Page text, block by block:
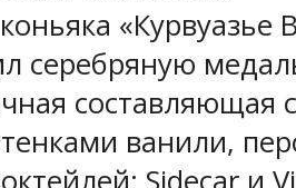
серебряную
ванили,